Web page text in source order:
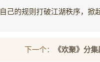
己的规则打破江湖秩序，掀
下一个： 《欢聚》分